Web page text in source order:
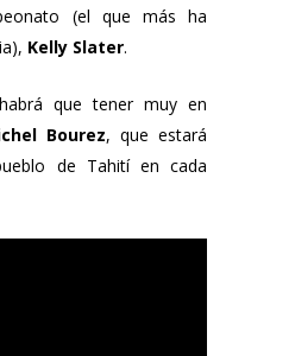
(el que más ha
Kelly Slater.
que tener muy en
Bourez, que estará
de Tahití en cada